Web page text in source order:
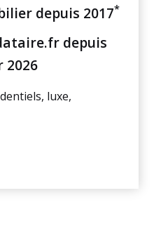
depuis 2017*
depuis
2026
luxe,